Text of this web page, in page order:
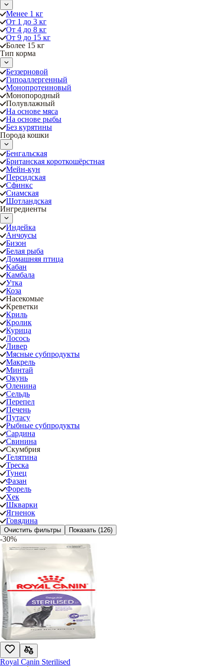
Менее 1 кг
От 1 до 3 кг
От 4 до 8 кг
От 9 до 15 кг
Более 15 кг
Тип корма
Беззерновой
Гипоаллергенный
Монопротеиновый
Монопородный
Полувлажный
На основе мяса
На основе рыбы
Без курятины
Порода кошки
Бенгальская
Британская короткошёрстная
Мейн-кун
Персидская
Сфинкс
Сиамская
Шотландская
Ингредиенты
Индейка
Анчоусы
Бизон
Белая рыба
Домашняя птица
Кабан
Камбала
Утка
Коза
Насекомые
Креветки
Криль
Кролик
Курица
Лосось
Ливер
Мясные субпродукты
Макрель
Минтай
Окунь
Оленина
Сельдь
Перепел
Печень
Путасу
Рыбные субпродукты
Сардина
Свинина
Скумбрия
Телятина
Треска
Тунец
Фазан
Форель
Хек
Шкварки
Ягненок
Говядина
Очистить фильтры Показать (126)
-30%
Royal Canin Sterilised